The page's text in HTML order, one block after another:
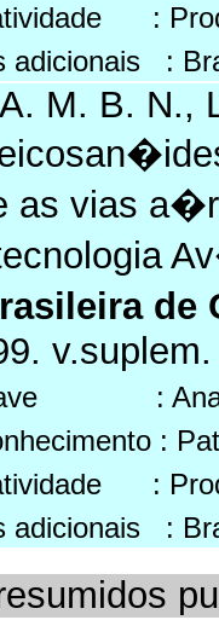
:
adicionais :
M. B. N.,
as vias
:
:
:
adicionais :